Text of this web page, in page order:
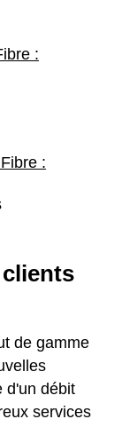
:
:
de gamme
d'un débit
services